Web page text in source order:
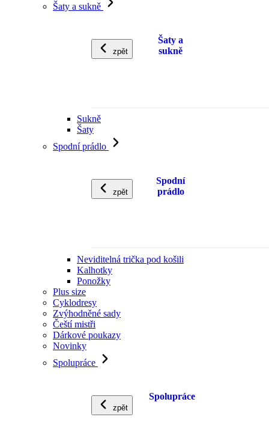
Šaty a sukně
zpět
Šaty a
sukně
Sukně
Šaty
Spodní prádlo
zpět
Spodní
prádlo
Neviditelná trička pod košili
Kalhotky
Ponožky
Plus size
Cyklodresy
Zvýhodněné sady
Čeští mistři
Dárkové poukazy
Novinky
Spolupráce
zpět
Spolupráce